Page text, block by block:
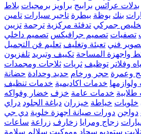
بدلات عرائس برابيج براويز برمجيات بلاط
بنك بوظة بيطرة تاجير سيارات تامين
جمركي تدفئة مركزية ترجمة تزيين
تصفيات تصميم جرافيكس تصميم داخلي
فني تعبئة وتغليف تعليم فن التجميل
واجهزة المساحة تكييف وتبريد تلفزيون
وفلاتر توظيف ثريات ثلاجات ومجمدات
وعمرة حجر ورخام حديد وحدادة حضانة
ولوازمها خدمات اكاديمية خدمات تنظيف
خدمات عامة خزف خضار وفواكه
خلويات خياطة خيزران دباغة الجلود دراي
دواجن دورات صيانة اجهزة خلوية دي جي
زجاج ومرايا زخارف زراعة ساعات
ستوديو سجاد وموكيت سلالم سلامة